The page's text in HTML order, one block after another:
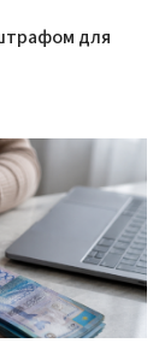
для